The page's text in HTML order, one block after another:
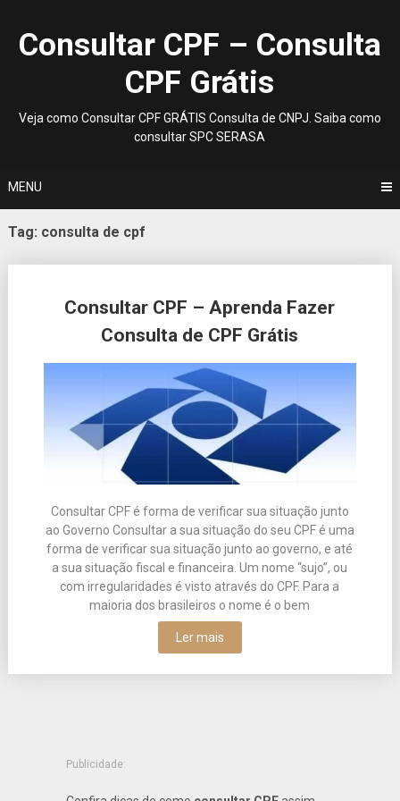
contentConsultar CPF – Consulta
CPF Grátis
Veja como Consultar CPF GRÁTIS Consulta de CNPJ. Saiba como
consultar SPC SERASA
MENU
Tag: consulta de cpf
Consultar CPF – Aprenda Fazer
Consulta de CPF Grátis
Consultar CPF é forma de verificar sua situação junto
ao Governo Consultar a sua situação do seu CPF é uma
forma de verificar sua situação junto ao governo, e até
a sua situação fiscal e financeira. Um nome “sujo”, ou
com irregularidades é visto através do CPF. Para a
maioria dos brasileiros o nome é o bem
Ler mais
navigation
Publicidade: